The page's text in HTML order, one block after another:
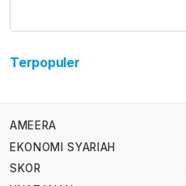
Terpopuler
AMEERA
EKONOMI SYARIAH
SKOR